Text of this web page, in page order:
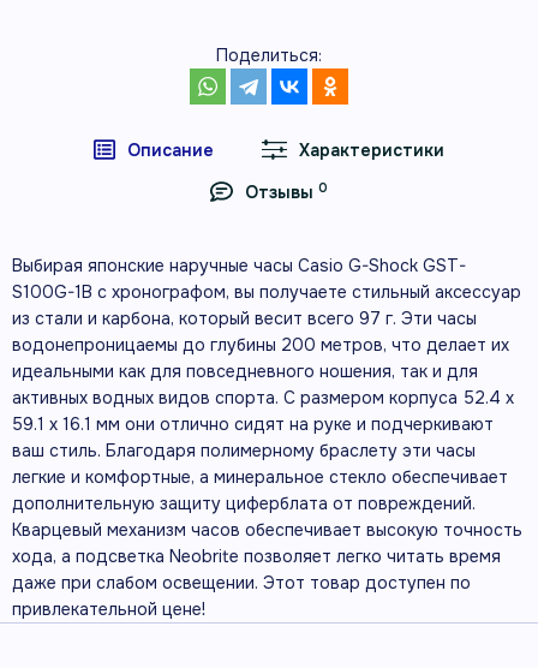
Поделиться:
Описание
Характеристики
Отзывы 0
Выбирая японские наручные часы Casio G-Shock GST-
S100G-1B с хронографом, вы получаете стильный аксессуар
из стали и карбона, который весит всего 97 г. Эти часы
водонепроницаемы до глубины 200 метров, что делает их
идеальными как для повседневного ношения, так и для
активных водных видов спорта. С размером корпуса 52.4 x
59.1 x 16.1 мм они отлично сидят на руке и подчеркивают
ваш стиль. Благодаря полимерному браслету эти часы
легкие и комфортные, а минеральное стекло обеспечивает
дополнительную защиту циферблата от повреждений.
Кварцевый механизм часов обеспечивает высокую точность
хода, а подсветка Neobrite позволяет легко читать время
даже при слабом освещении. Этот товар доступен по
привлекательной цене!